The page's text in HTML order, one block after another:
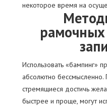
некоторое время на
Использовать «бампинг»
абсолютно бессмысленно.
стремящиеся достичь
быстрее и проще, могут